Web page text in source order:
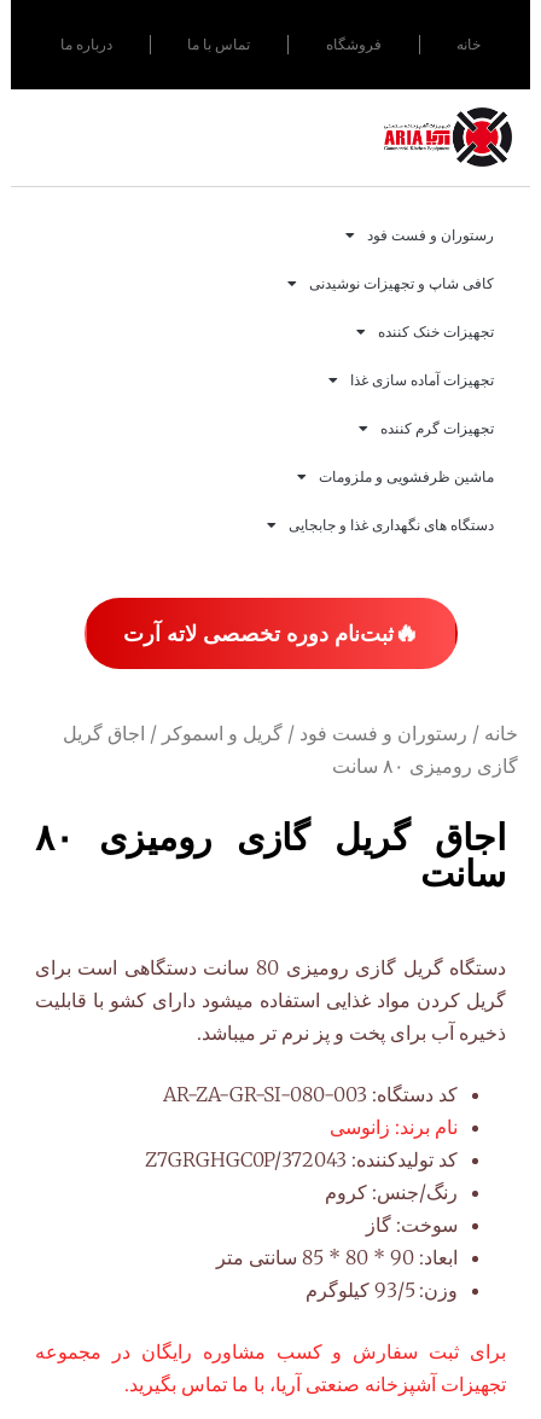
خانه فروشگاه تماس با ما درباره ما
رستوران و فست فود
کافی شاپ و تجهیزات نوشیدنی
تجهیزات خنک کننده
تجهیزات آماده سازی غذا
تجهیزات گرم کننده
ماشین ظرفشویی و ملزومات
دستگاه های نگهداری غذا و جابجایی
🔥ثبت‌نام دوره تخصصی لاته آرت
خانه / رستوران و فست فود / گریل و اسموکر / اجاق گریل
گازی رومیزی ۸۰ سانت
اجاق گریل گازی رومیزی ۸۰
سانت
دستگاه گریل گازی رومیزی 80 سانت دستگاهی است برای
گریل کردن مواد غذایی استفاده میشود دارای کشو با قابلیت
ذخیره آب برای پخت و پز نرم تر میباشد.
کد دستگاه: AR-ZA-GR-SI-080-003
نام برند: زانوسی
کد تولیدکننده: Z7GRGHGC0P/372043
رنگ/جنس: کروم
سوخت: گاز
ابعاد: 90 * 80 * 85 سانتی متر
وزن: 93/5 کیلوگرم
برای ثبت سفارش و کسب مشاوره رایگان در مجموعه
تجهیزات آشپزخانه صنعتی آریا، با ما تماس بگیرید.